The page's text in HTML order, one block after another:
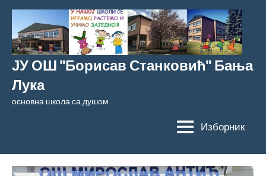
Скочи
садржај
ЈУ ОШ "Борисав Станковић" Бања
Лука
основна школа са душом
Изборник